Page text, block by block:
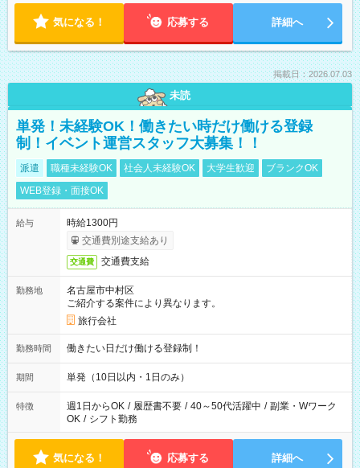
気になる！ 応募する 詳細へ
掲載日：2026.07.03
未読
単発！未経験OK！働きたい時だけ働ける登録
制！イベント運営スタッフ大募集！！
派遣 職種未経験OK 社会人未経験OK 大学生歓迎
ブランクOK
WEB登録・面接OK
給与
時給1300円
交通費別途支給あり
交通費 交通費支給
勤務地
名古屋市中村区
ご紹介する案件により異なります。
旅行会社
勤務時間 働きたい日だけ働ける登録制！
期間 単発（10日以内・1日のみ）
特徴 週1日からOK / 履歴書不要 / 40～50代活躍中 / 副業・Wワーク
OK / シフト勤務
気になる！ 応募する 詳細へ